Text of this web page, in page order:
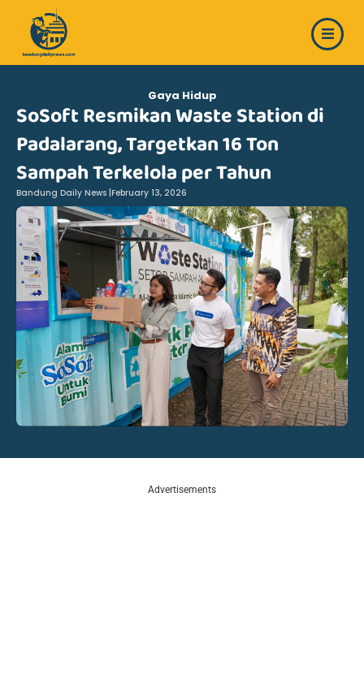
content
Gaya Hidup
SoSoft Resmikan Waste Station di
Padalarang, Targetkan 16 Ton
Sampah Terkelola per Tahun
Bandung Daily News | February 13, 2026
Advertisements